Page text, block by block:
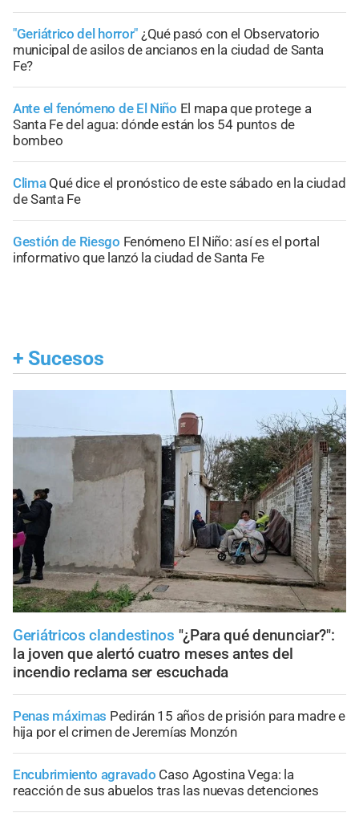
"Geriátrico del horror" ¿Qué pasó con el Observatorio
municipal de asilos de ancianos en la ciudad de Santa
Fe?
Ante el fenómeno de El Niño El mapa que protege a
Santa Fe del agua: dónde están los 54 puntos de
bombeo
Clima Qué dice el pronóstico de este sábado en la ciudad
de Santa Fe
Gestión de Riesgo Fenómeno El Niño: así es el portal
informativo que lanzó la ciudad de Santa Fe
+ Sucesos
Geriátricos clandestinos "¿Para qué denunciar?":
la joven que alertó cuatro meses antes del
incendio reclama ser escuchada
Penas máximas Pedirán 15 años de prisión para madre e
hija por el crimen de Jeremías Monzón
Encubrimiento agravado Caso Agostina Vega: la
reacción de sus abuelos tras las nuevas detenciones